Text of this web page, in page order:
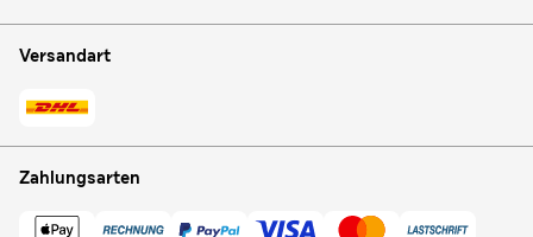
Versandart
Zahlungsarten